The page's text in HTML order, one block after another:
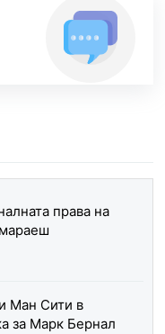
права на
Ман Сити в
за Марк Бернал